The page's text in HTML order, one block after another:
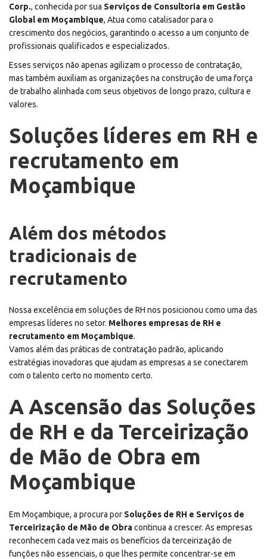
Corp., conhecida por sua Serviços de Consultoria em Gestão
Global em Moçambique, Atua como catalisador para o
crescimento dos negócios, garantindo o acesso a um conjunto de
profissionais qualificados e especializados.
Esses serviços não apenas agilizam o processo de contratação,
mas também auxiliam as organizações na construção de uma força
de trabalho alinhada com seus objetivos de longo prazo, cultura e
valores.
Soluções líderes em RH e
recrutamento em
Moçambique
Além dos métodos
tradicionais de
recrutamento
Nossa excelência em soluções de RH nos posicionou como uma das
empresas líderes no setor. Melhores empresas de RH e
recrutamento em Moçambique.
Vamos além das práticas de contratação padrão, aplicando
estratégias inovadoras que ajudam as empresas a se conectarem
com o talento certo no momento certo.
A Ascensão das Soluções
de RH e da Terceirização
de Mão de Obra em
Moçambique
Em Moçambique, a procura por Soluções de RH e Serviços de
Terceirização de Mão de Obracontinua a crescer. As empresas
reconhecem cada vez mais os benefícios da terceirização de
funções não essenciais, o que lhes permite concentrar-se em